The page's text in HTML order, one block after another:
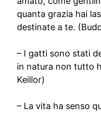
quanta grazia hai
destinate a te.
– I gatti sono stati
in natura non tutto
Keillor)
– La vita ha senso